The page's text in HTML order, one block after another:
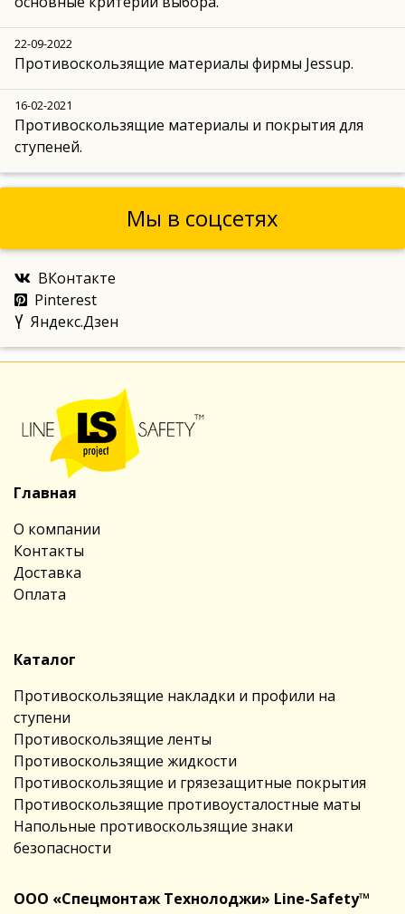
22-09-2022
Противоскользящие материалы фирмы Jessup.
16-02-2021
Противоскользящие материалы и покрытия для
ступеней.
Мы в соцсетях
ВКонтакте
Pinterest
Яндекс.Дзен
Главная
О компании
Контакты
Доставка
Оплата
Каталог
Противоскользящие накладки и профили на
ступени
Противоскользящие ленты
Противоскользящие жидкости
Противоскользящие и грязезащитные покрытия
Противоскользящие противоусталостные маты
Напольные противоскользящие знаки
безопасности
ООО «Спецмонтаж Технолоджи» Line-Safety™